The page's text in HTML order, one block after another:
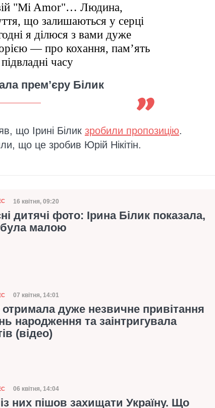
"Mi Amor"… Людина,
що залишаються у серці
я ділюся з вами дуже
— про кохання, пам’ять
часу
прем’єру Білик
що Ірині Білик зробили пропозицію.
що це зробив Юрій Нікітін.
Дата публікації
16 квітня, 09:20
дитячі фото: Ірина Білик показала,
малою
Дата публікації
07 квітня, 14:01
отримала дуже незвичне привітання
народження та заінтригувала
(відео)
Дата публікації
06 квітня, 14:04
них пішов захищати Україну. Що